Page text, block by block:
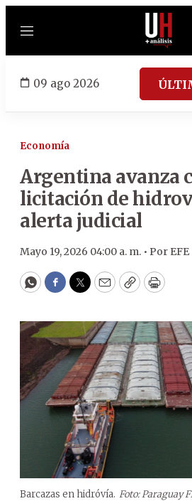
Menú
09 ago 2026
Economía
Argentina avanza
licitación de
alerta judicial
Mayo 19, 2026 04:00 a. m. • Por EFE
WhatsApp
Facebook
Twitter
EmailCopyPrint
Barcazas en hidróvía. Foto: Paraguay